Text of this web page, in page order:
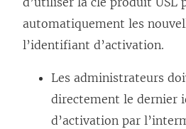
automatiquement les
l’identifiant d’activation.
Les administrateurs
directement le dernier
d’activation par